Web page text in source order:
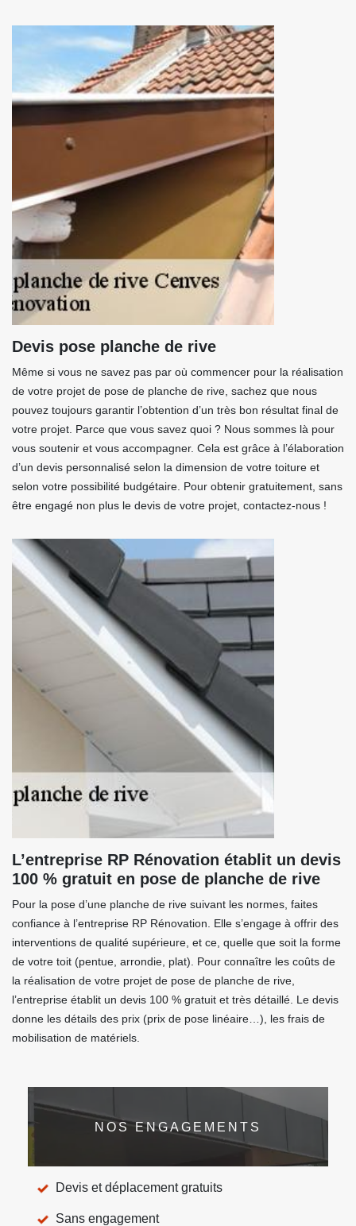
Devis pose planche de rive
Même si vous ne savez pas par où commencer pour la réalisation
de votre projet de pose de planche de rive, sachez que nous
pouvez toujours garantir l’obtention d’un très bon résultat final de
votre projet. Parce que vous savez quoi ? Nous sommes là pour
vous soutenir et vous accompagner. Cela est grâce à l’élaboration
d’un devis personnalisé selon la dimension de votre toiture et
selon votre possibilité budgétaire. Pour obtenir gratuitement, sans
être engagé non plus le devis de votre projet, contactez-nous !
L’entreprise RP Rénovation établit un devis
100 % gratuit en pose de planche de rive
Pour la pose d’une planche de rive suivant les normes, faites
confiance à l’entreprise RP Rénovation. Elle s’engage à offrir des
interventions de qualité supérieure, et ce, quelle que soit la forme
de votre toit (pentue, arrondie, plat). Pour connaître les coûts de
la réalisation de votre projet de pose de planche de rive,
l’entreprise établit un devis 100 % gratuit et très détaillé. Le devis
donne les détails des prix (prix de pose linéaire…), les frais de
mobilisation de matériels.
NOS ENGAGEMENTS
Devis et déplacement gratuits
Sans engagement